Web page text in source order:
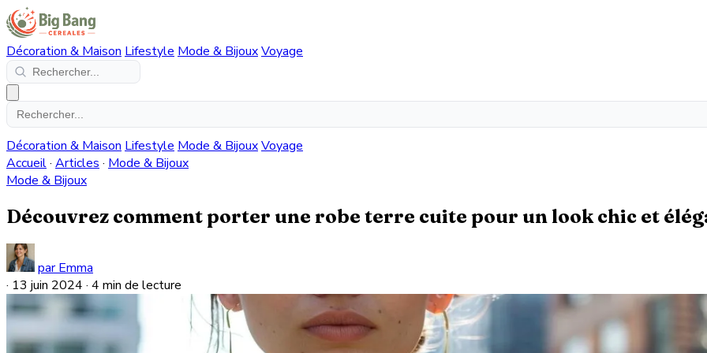
Décoration & Maison Lifestyle Mode & BijouxVoyage
Décoration & Maison Lifestyle Mode & BijouxVoyage
Accueil· Articles · Mode & Bijoux
Mode & Bijoux
Découvrez comment porter une robe terre cuite pour un look chic et
par Emma
· 13 juin 2024 · 4 min de lecture